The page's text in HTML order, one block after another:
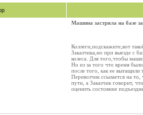
Машина застряла на базе
Коллеги,подскажите,вот
Заказчика,но при выезде с
колеса. Для того,чтобы
Но из за того что время
после того, как ее вытащили
Перевозчик ссылается на
пути, а Заказчик говорит,
оценить состояние